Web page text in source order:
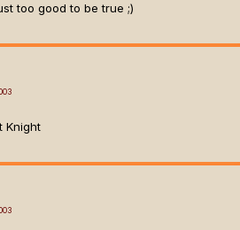
too good to be true ;)
Knight